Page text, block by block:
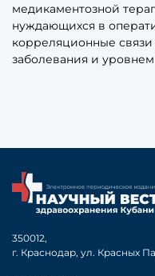
медикаментозной
нуждающихся в
корреляционные
заболевания и
350012,
г. Краснодар, ул. Красных